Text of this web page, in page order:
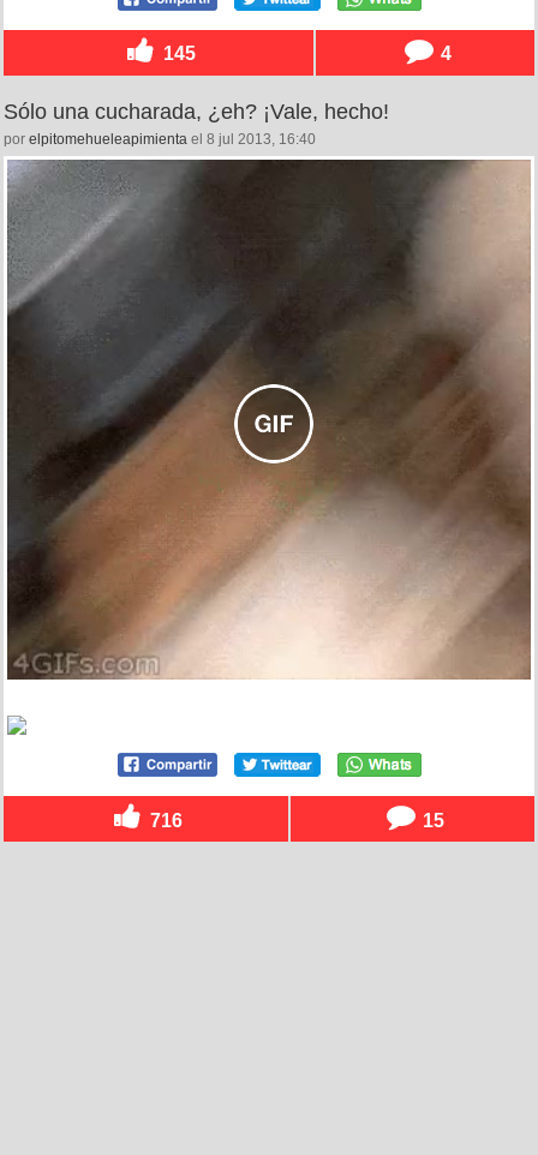
145 4
Sólo una cucharada, ¿eh? ¡Vale, hecho!
por elpitomehueleapimienta el 8 jul 2013, 16:40
716 15